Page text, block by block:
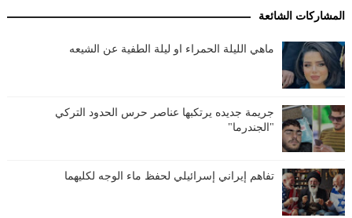
المشاركات الشائعة
ماهي الليلة الحمراء او ليلة الطفية عن الشيعه
جريمة جديده يرتكبها عناصر حرس الحدود التركي
"الجندرما"
تفاهم إيراني إسرائيلي لحفظ ماء الوجه لكليهما